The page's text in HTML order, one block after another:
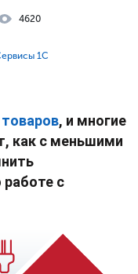
4620
1С
, и многие
как с меньшими
работе с